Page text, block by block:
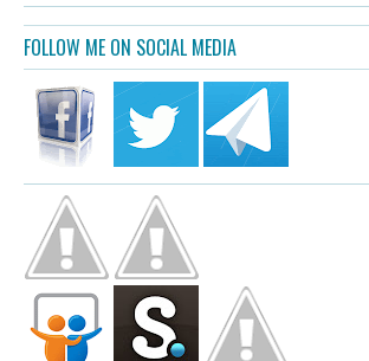
FOLLOW ME ON SOCIAL MEDIA